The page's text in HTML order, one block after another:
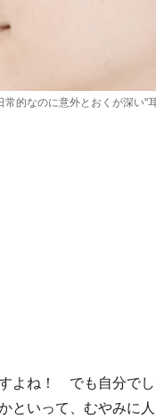
常的なのに意外とおくが深い"
よね！ でも自分で
いって、むやみに